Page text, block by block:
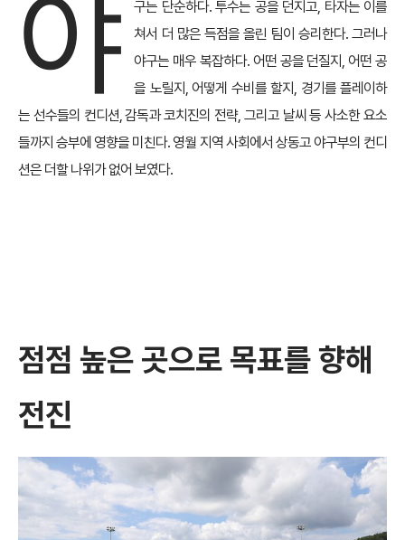
야
구는 단순하다. 투수는 공을 던지고, 타자는 이를
쳐서 더 많은 득점을 올린 팀이 승리한다. 그러나
야구는 매우 복잡하다. 어떤 공을 던질지, 어떤 공
을 노릴지, 어떻게 수비를 할지, 경기를 플레이하
는 선수들의 컨디션, 감독과 코치진의 전략, 그리고 날씨 등 사소한 요소
들까지 승부에 영향을 미친다. 영월 지역 사회에서 상동고 야구부의 컨디
션은 더할 나위가 없어 보였다.
점점 높은 곳으로 목표를 향해
전진